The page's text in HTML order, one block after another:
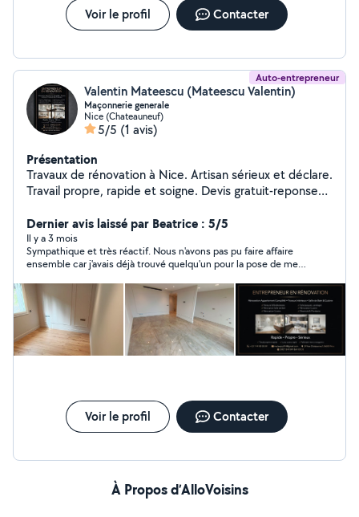
Voir le profil Contacter
Auto-entrepreneur
Valentin Mateescu (Mateescu Valentin)
Maçonnerie generale
Nice (Chateauneuf)
5/5 (1 avis)
Présentation
Travaux de rénovation à Nice. Artisan sérieux et déclare.
Travail propre, rapide et soigne. Devis gratuit-reponse
Dernier avis laissé par Beatrice : 5/5
Il y a 3 mois
Sympathique et très réactif. Nous n'avons pas pu faire affaire
ensemble car j'avais déjà trouvé quelqu'un pour la pose de mes
Voir le profil Contacter
À Propos d’AlloVoisins